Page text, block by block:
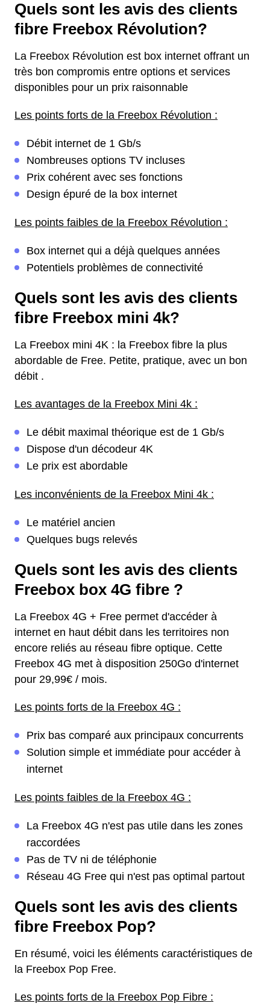
Quels sont les avis des clients
fibre Freebox Révolution?
La Freebox Révolution est box internet offrant un
très bon compromis entre options et services
disponibles pour un prix raisonnable
Les points forts de la Freebox Révolution :
Débit internet de 1 Gb/s
Nombreuses options TV incluses
Prix cohérent avec ses fonctions
Design épuré de la box internet
Les points faibles de la Freebox Révolution :
Box internet qui a déjà quelques années
Potentiels problèmes de connectivité
Quels sont les avis des clients
fibre Freebox mini 4k?
La Freebox mini 4K : la Freebox fibre la plus
abordable de Free. Petite, pratique, avec un bon
débit .
Les avantages de la Freebox Mini 4k :
Le débit maximal théorique est de 1 Gb/s
Dispose d'un décodeur 4K
Le prix est abordable
Les inconvénients de la Freebox Mini 4k :
Le matériel ancien
Quelques bugs relevés
Quels sont les avis des clients
Freebox box 4G fibre ?
La Freebox 4G + Free permet d'accéder à
internet en haut débit dans les territoires non
encore reliés au réseau fibre optique. Cette
Freebox 4G met à disposition 250Go d'internet
pour 29,99€ / mois.
Les points forts de la Freebox 4G :
Prix bas comparé aux principaux concurrents
Solution simple et immédiate pour accéder à
internet
Les points faibles de la Freebox 4G :
La Freebox 4G n'est pas utile dans les zones
raccordées
Pas de TV ni de téléphonie
Réseau 4G Free qui n'est pas optimal partout
Quels sont les avis des clients
fibre Freebox Pop?
En résumé, voici les éléments caractéristiques de
la Freebox Pop Free.
Les points forts de la Freebox Pop Fibre :